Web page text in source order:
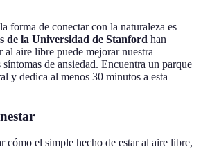
forma de conectar con la naturaleza es
de la Universidad de Stanford han
al aire libre puede mejorar nuestra
de ansiedad. Encuentra un parque
y dedica al menos 30 minutos a esta
cómo el simple hecho de estar al aire libre,